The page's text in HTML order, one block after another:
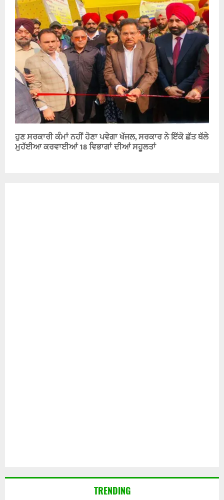
ਹੁਣ ਸਰਕਾਰੀ ਕੰਮਾਂ ਨਹੀਂ ਹੋਣਾ ਪਵੇਗਾ ਖੱਜਲ, ਸਰਕਾਰ ਨੇ ਇੱਕੋ ਛੱਤ ਥੱਲੇ
ਮੁਹੱਈਆ ਕਰਵਾਈਆਂ 18 ਵਿਭਾਗਾਂ ਦੀਆਂ ਸਹੂਲਤਾਂ
TRENDING